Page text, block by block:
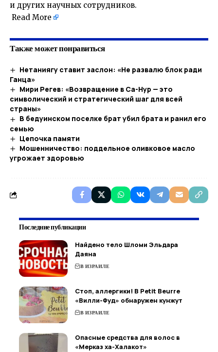
и других научных сотрудников.
Read More
Также может понравиться
Нетаниягу ставит заслон: «Не развалю блок ради
Ганца»
Мири Регев: «Возвращение в Са-Нур — это
символический и стратегический шаг для всей
страны»
В бедуинском поселке брат убил брата и ранил его
семью
Цепочка памяти
Мошенничество: поддельное оливковое масло
угрожает здоровью
Последние публикации
Найдено тело Шломи Эльдара
Даяна
В ИЗРАИЛЕ
Стоп, аллергики! В Petit Beurre
«Вилли-Фуд» обнаружен кунжут
В ИЗРАИЛЕ
Опасные средства для волос в
«Мерказ ха-Халакот»